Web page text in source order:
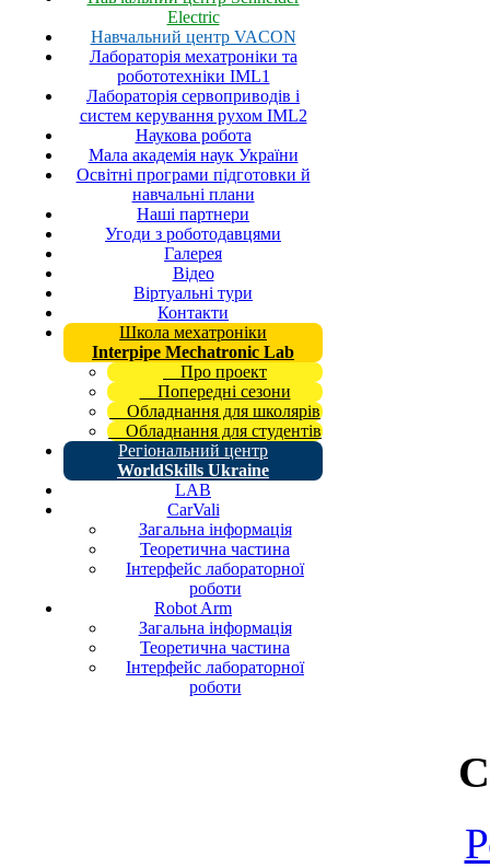
Electric
Навчальний центр VACON
Лабораторія мехатроніки та
робототехніки IML1
Лабораторія сервоприводів і
систем керування рухом IML2
Наукова робота
Мала академія наук України
Освітні програми підготовки й
навчальні плани
Наші партнери
Угоди з роботодавцями
Галерея
Відео
Віртуальні тури
Контакти
Школа мехатроніки
Interpipe Mechatronic Lab
Про проект
Попередні сезони
Обладнання для школярів
Обладнання для студентів
Регіональний центр
WorldSkills Ukraine
LAB
CarVali
Загальна інформація
Теоретична частина
Інтерфейс лабораторної
роботи
Robot Arm
Загальна інформація
Теоретична частина
Інтерфейс лабораторної
роботи